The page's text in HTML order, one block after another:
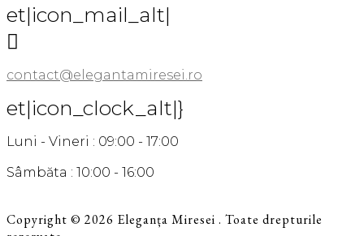
et|icon_mail_alt|

contact@elegantamiresei.ro
et|icon_clock_alt|}
Luni - Vineri : 09:00 - 17:00
Sâmbăta : 10:00 - 16:00
Copyright © 2026 Eleganța Miresei . Toate drepturile